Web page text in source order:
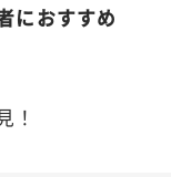
におすすめ
！